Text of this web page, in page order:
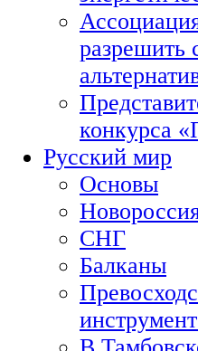
разрешить
конкурса
Русский мир
Основы
СНГ
Балканы